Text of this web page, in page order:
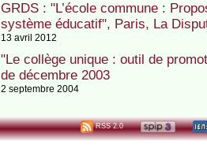
GRDS : "L’école commune :
système éducatif", Paris, La
13 avril 2012
"Le collège unique : outil de
de décembre 2003
2 septembre 2004
RSS 2.0